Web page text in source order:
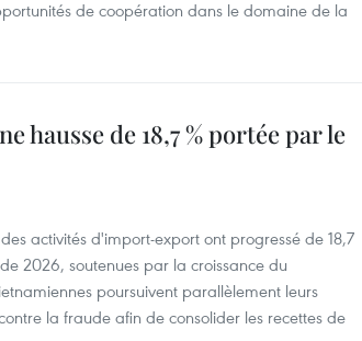
de coopération dans le domaine de la
hausse de 18,7 % portée par le
activités d'import-export ont progressé de 18,7
2026, soutenues par la croissance du
poursuivent parallèlement leurs
la fraude afin de consolider les recettes de